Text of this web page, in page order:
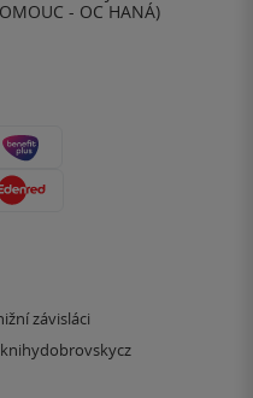
- OC HANÁ)
závisláci